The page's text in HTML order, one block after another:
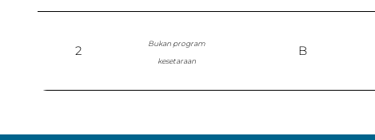
2
Bukan program
kesetaraan
B